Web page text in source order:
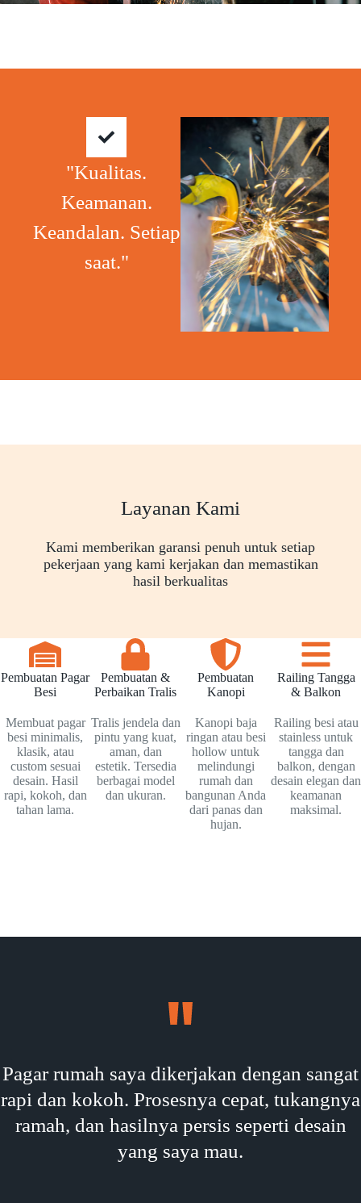
"Kualitas.
Keamanan.
Keandalan. Setiap
saat."
Layanan Kami
Kami memberikan garansi penuh untuk setiap
pekerjaan yang kami kerjakan dan memastikan
hasil berkualitas
Pembuatan Pagar
Besi
Membuat pagar
besi minimalis,
klasik, atau
custom sesuai
desain. Hasil
rapi, kokoh, dan
tahan lama.
Pembuatan &
Perbaikan Tralis
Tralis jendela dan
pintu yang kuat,
aman, dan
estetik. Tersedia
berbagai model
dan ukuran.
Pembuatan
Kanopi
Kanopi baja
ringan atau besi
hollow untuk
melindungi
rumah dan
bangunan Anda
dari panas dan
hujan.
Railing Tangga
& Balkon
Railing besi atau
stainless untuk
tangga dan
balkon, dengan
desain elegan dan
keamanan
maksimal.
Pagar rumah saya dikerjakan dengan sangat
rapi dan kokoh. Prosesnya cepat, tukangnya
ramah, dan hasilnya persis seperti desain
yang saya mau.